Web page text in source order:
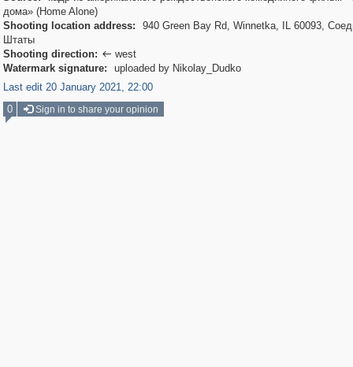
дома» (Home Alone)
Shooting location address:
940 Green Bay Rd, Winnetka, IL 60093,
Штаты
Shooting direction:  west
Watermark signature:
uploaded by Nikolay_Dudko
Last edit 20 January 2021, 22:00
0
Sign in to share your opinion